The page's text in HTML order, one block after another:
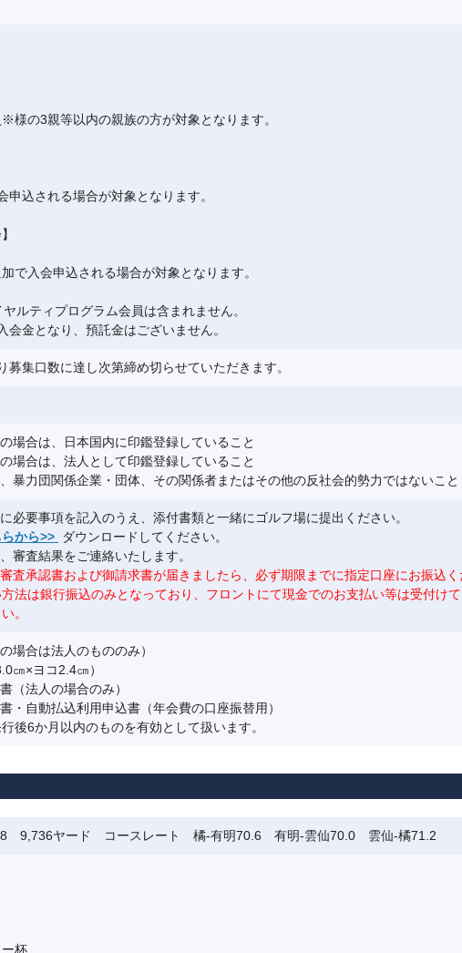
様の3親等以内の親族の方が対象となります。
申込される場合が対象となります。
で入会申込される場合が対象となります。
ルティプログラム会員は含まれません。
会金となり、預託金はございません。
募集口数に達し次第締め切らせていただきます。
場合は、日本国内に印鑑登録していること
場合は、法人として印鑑登録していること
暴力団関係企業・団体、その関係者またはその他の反社会的勢力ではないこと
必要事項を記入のうえ、添付書類と一緒にゴルフ場に提出ください。
から>>
ダウンロードしてください。
審査結果をご連絡いたします。
査承認書および御請求書が届きましたら、必ず期限までに指定口座にお振込く
法は銀行振込のみとなっており、フロントにて現金でのお支払い等は受付けて
。
場合は法人のもののみ）
㎝×ヨコ2.4㎝）
（法人の場合のみ）
・自動払込利用申込書（年会費の口座振替用）
後6か月以内のものを有効として扱います。
9,736ヤード コースレート 橘-有明70.6 有明-雲仙70.0 雲仙-橘71.2
ー杯